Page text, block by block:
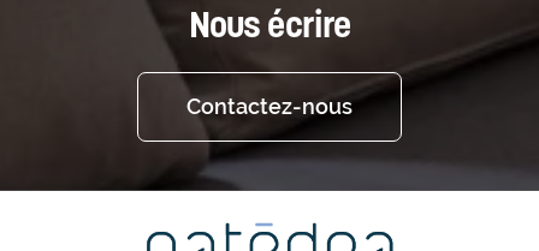
Nous écrire
Contactez-nous